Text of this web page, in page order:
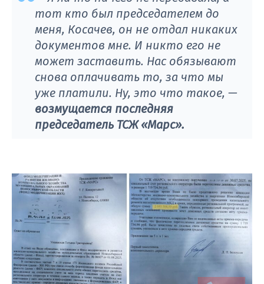
тот кто был председателем до
меня, Косачев, он не отдал никаких
документов мне. И никто его не
может заставить. Нас обязывают
снова оплачивать то, за что мы
уже платили. Ну, это что такое, —
возмущается последняя
председатель ТСЖ «Марс».